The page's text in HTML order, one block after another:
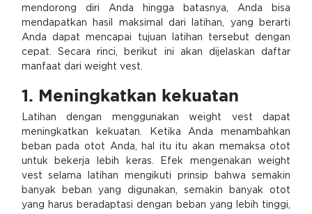
mendorong diri Anda hingga batasnya, Anda bisa
mendapatkan hasil maksimal dari latihan, yang berarti
Anda dapat mencapai tujuan latihan tersebut dengan
cepat. Secara rinci, berikut ini akan dijelaskan daftar
manfaat dari weight vest.
1. Meningkatkan kekuatan
Latihan dengan menggunakan weight vest dapat
meningkatkan kekuatan. Ketika Anda menambahkan
beban pada otot Anda, hal itu itu akan memaksa otot
untuk bekerja lebih keras. Efek mengenakan weight
vest selama latihan mengikuti prinsip bahwa semakin
banyak beban yang digunakan, semakin banyak otot
yang harus beradaptasi dengan beban yang lebih tinggi,